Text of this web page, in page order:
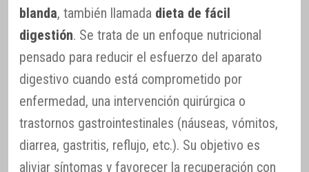
blanda, también llamada dieta de fácil
digestión. Se trata de un enfoque nutricional
pensado para reducir el esfuerzo del aparato
digestivo cuando está comprometido por
enfermedad, una intervención quirúrgica o
trastornos gastrointestinales (náuseas, vómitos,
diarrea, gastritis, reflujo, etc.). Su objetivo es
aliviar síntomas y favorecer la recuperación con